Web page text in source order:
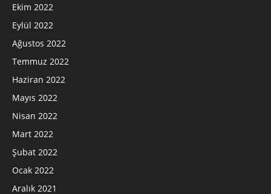
Ekim 2022
Eylül 2022
Ağustos 2022
Temmuz 2022
Haziran 2022
Mayıs 2022
Nisan 2022
Mart 2022
Şubat 2022
Ocak 2022
Aralık 2021